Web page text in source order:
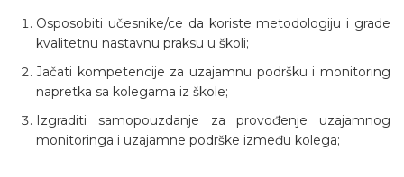
Osposobiti učesnike/ce da koriste metodologiju i grade
kvalitetnu nastavnu praksu u školi;
Jačati kompetencije za uzajamnu podršku i monitoring
napretka sa kolegama iz škole;
Izgraditi samopouzdanje za provođenje uzajamnog
monitoringa i uzajamne podrške između kolega;